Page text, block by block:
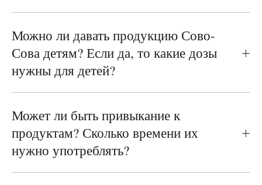
Можно ли давать продукцию Сово-
Сова детям? Если да, то какие дозы
нужны для детей?
Может ли быть привыкание к
продуктам? Сколько времени их
нужно употреблять?